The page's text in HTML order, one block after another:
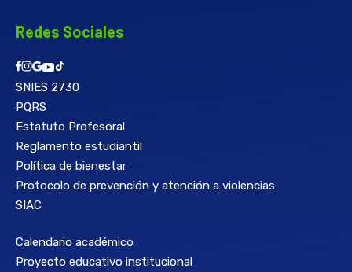
Redes Sociales
SNIES 2730
PQRS
Estatuto Profesoral
Reglamento estudiantil
Política de bienestar
Protocolo de prevención y atención a violencias
SIAC
Calendario académico
Proyecto educativo institucional